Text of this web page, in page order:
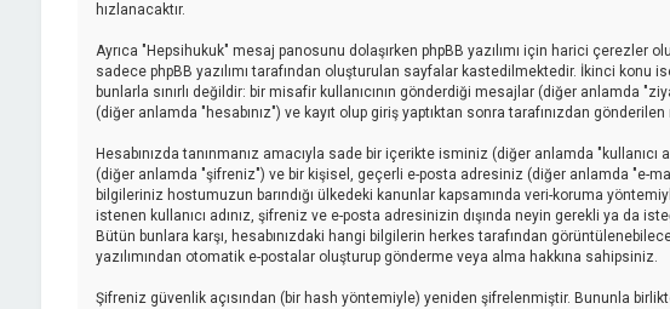
hızlanacaktır.
Ayrıca "Hepsihukuk" mesaj panosunu dolaşırken phpBB yazılımı için harici çerezler
sadece phpBB yazılımı tarafından oluşturulan sayfalar kastedilmektedir. İkinci konu
bunlarla sınırlı değildir: bir misafir kullanıcının gönderdiği mesajlar (diğer anlamda
(diğer anlamda "hesabınız") ve kayıt olup giriş yaptıktan sonra tarafınızdan
Hesabınızda tanınmanız amacıyla sade bir içerikte isminiz (diğer anlamda "kullanıcı
(diğer anlamda "şifreniz") ve bir kişisel, geçerli e-posta adresiniz (diğer anlamda "e-
bilgileriniz hostumuzun barındığı ülkedeki kanunlar kapsamında veri-koruma
istenen kullanıcı adınız, şifreniz ve e-posta adresinizin dışında neyin gerekli ya da
Bütün bunlara karşı, hesabınızdaki hangi bilgilerin herkes tarafından
yazılımından otomatik e-postalar oluşturup gönderme veya alma hakkına sahipsiniz.
Şifreniz güvenlik açısından (bir hash yöntemiyle) yeniden şifrelenmiştir. Bununla